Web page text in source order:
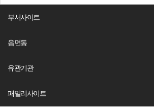
부서사이트
읍면동
유관기관
패밀리사이트